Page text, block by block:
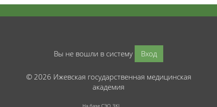
Вы не вошли в систему Вход
© 2026 Ижевская государственная медицинская
академия
На базе СЭО 3KL